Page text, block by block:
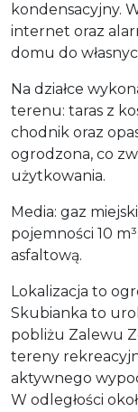
kondensacyjny.
internet oraz
domu do
Na działce
terenu: taras z
chodnik oraz
ogrodzona, co
użytkowania.
Media: gaz
pojemności 10
asfaltową.
Lokalizacja to
Skubianka to
pobliżu Zalewu
tereny
aktywnego
W odległości